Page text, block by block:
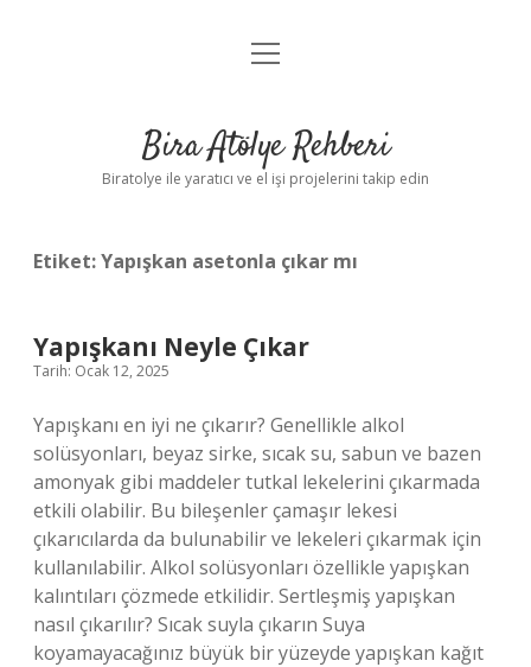
Anasayfa
Yasal Uyarı
menüyü
Bira Atölye Rehberi
Biratolye ile yaratıcı ve el işi projelerini takip edin
Etiket:Yapışkan asetonla çıkar mı
Yapışkanı Neyle Çıkar
Tarih: Ocak 12, 2025
Yapışkanı en iyi ne çıkarır? Genellikle alkol
solüsyonları, beyaz sirke, sıcak su, sabun ve bazen
amonyak gibi maddeler tutkal lekelerini çıkarmada
etkili olabilir. Bu bileşenler çamaşır lekesi
çıkarıcılarda da bulunabilir ve lekeleri çıkarmak için
kullanılabilir. Alkol solüsyonları özellikle yapışkan
kalıntıları çözmede etkilidir. Sertleşmiş yapışkan
nasıl çıkarılır? Sıcak suyla çıkarın Suya
koyamayacağınız büyük bir yüzeyde yapışkan kağıt